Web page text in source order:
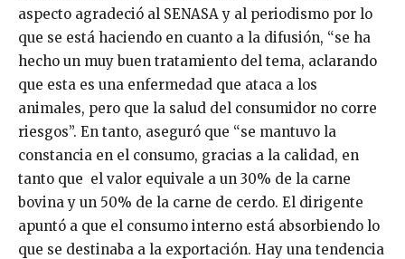
aspecto agradeció al SENASA y al periodismo por lo
que se está haciendo en cuanto a la difusión, “se ha
hecho un muy buen tratamiento del tema, aclarando
que esta es una enfermedad que ataca a los
animales, pero que la salud del consumidor no corre
riesgos”. En tanto, aseguró que “se mantuvo la
constancia en el consumo, gracias a la calidad, en
tanto que el valor equivale a un 30% de la carne
bovina y un 50% de la carne de cerdo. El dirigente
apuntó a que el consumo interno está absorbiendo lo
que se destinaba a la exportación. Hay una tendencia